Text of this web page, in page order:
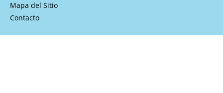
Mapa del Sitio
Contacto